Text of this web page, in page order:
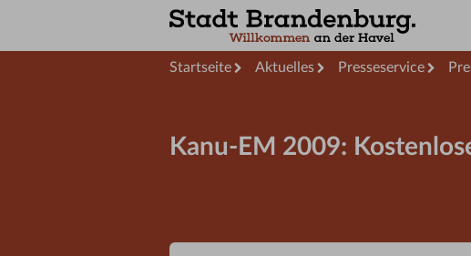
Startseite Aktuelles Presseservice
Kanu-EM 2009: